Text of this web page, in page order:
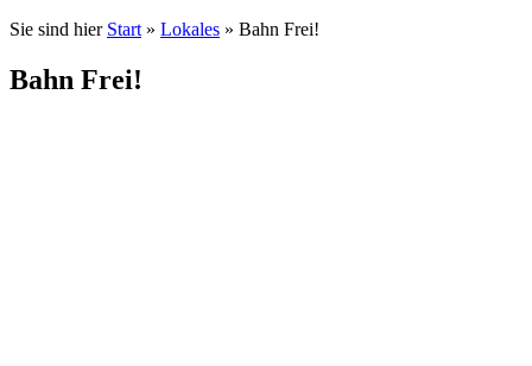
Sie sind hier Start » Lokales » Bahn Frei!
Bahn Frei!